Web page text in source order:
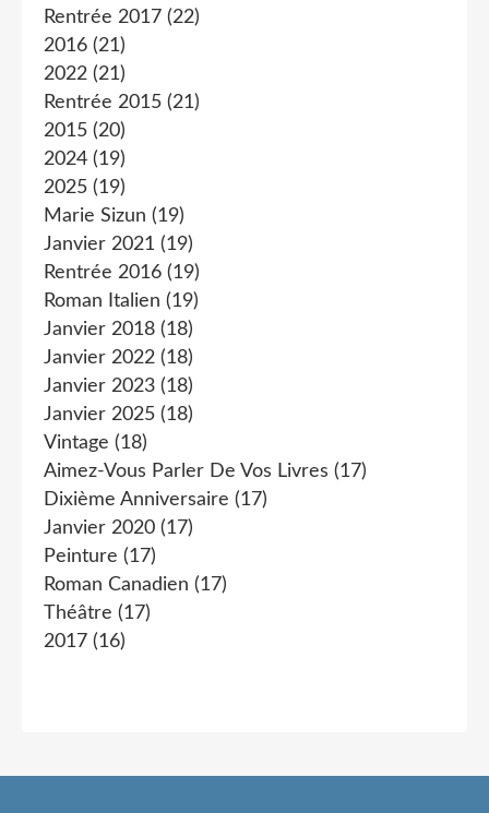
Rentrée 2017 (22)
2016 (21)
2022 (21)
Rentrée 2015 (21)
2015 (20)
2024 (19)
2025 (19)
Marie Sizun (19)
Janvier 2021 (19)
Rentrée 2016 (19)
Roman Italien (19)
Janvier 2018 (18)
Janvier 2022 (18)
Janvier 2023 (18)
Janvier 2025 (18)
Vintage (18)
Aimez-Vous Parler De Vos Livres (17)
Dixième Anniversaire (17)
Janvier 2020 (17)
Peinture (17)
Roman Canadien (17)
Théâtre (17)
2017 (16)